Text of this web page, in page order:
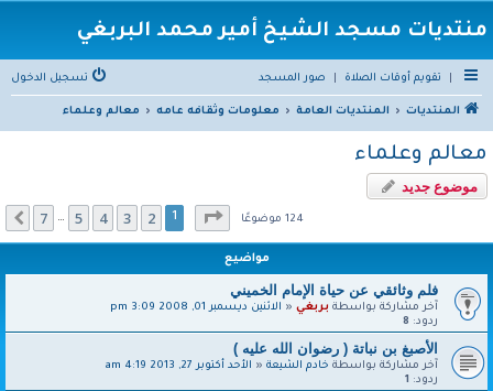
منتديات مسجد الشيخ أمير محمد البربغي
تقويم أوقات الصلاة صور المسجد تسجيل الدخول
المنتديات المنتديات العامة معلومات وثقافه عامه معالم وعلماء
معالم وعلماء
موضوع جديد
124 موضوعًا صفحة1 من7
2
3
4
5
…
7 التالي
مواضيع
فلم وثائقي عن حياة الإمام الخميني
آخر مشاركة بواسطةبربغي« الاثنين ديسمبر 01, 2008 3:09 pm
ردود: 8
الأصبغ بن نباتة ( رضوان الله عليه )
آخر مشاركة بواسطةخادم الشيعة« الأحد أكتوبر 27, 2013 4:19 am
ردود: